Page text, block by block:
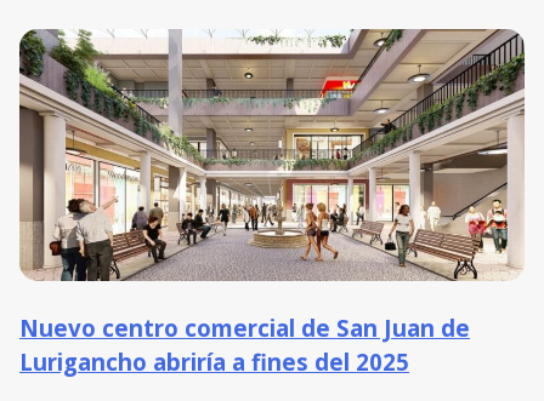
Nuevo centro comercial de San Juan de
Lurigancho abriría a fines del 2025